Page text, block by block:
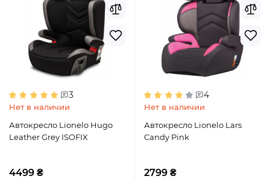
3
Нет в наличии
Автокресло Lionelo Hugo
Leather Grey ISOFIX
4499 ₴
4
Нет в наличии
Автокресло Lionelo Lars
Candy Pink
2799 ₴